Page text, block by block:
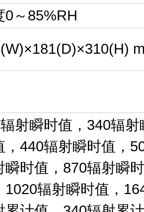
0～85%RH
射瞬时值，340辐
，440辐射瞬时值，
瞬时值，870辐射瞬
1020辐射瞬时值，